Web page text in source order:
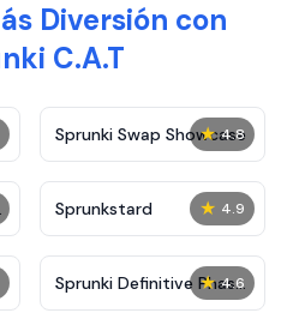
Diversión con
C.A.T
★ 4.8
Sprunki Swap Showcase
★ 4.9
Sprunkstard
★ 4.6
Sprunki Definitive Phase
7